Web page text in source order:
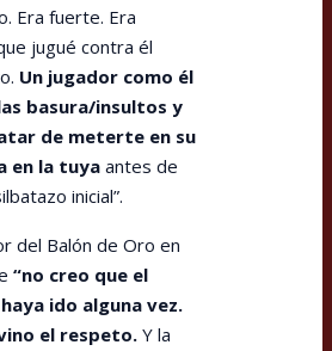
Era fuerte. Era
jugué contra él
Un jugador como él
basura/insultos y
de meterte en su
en la tuya antes de
inicial”.
del Balón de Oro en
“no creo que el
ido alguna vez.
el respeto. Y la